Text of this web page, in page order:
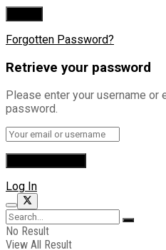
Forgotten Password?
Retrieve your password
Please enter your username
password.
Log In
No Result
View All Result